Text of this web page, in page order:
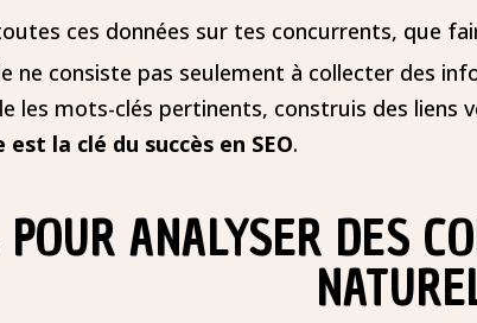
ces données sur tes concurrents, que
ne consiste pas seulement à collecter des
les mots-clés pertinents, construis des
la clé du succès en SEO.
ANALYSER DES